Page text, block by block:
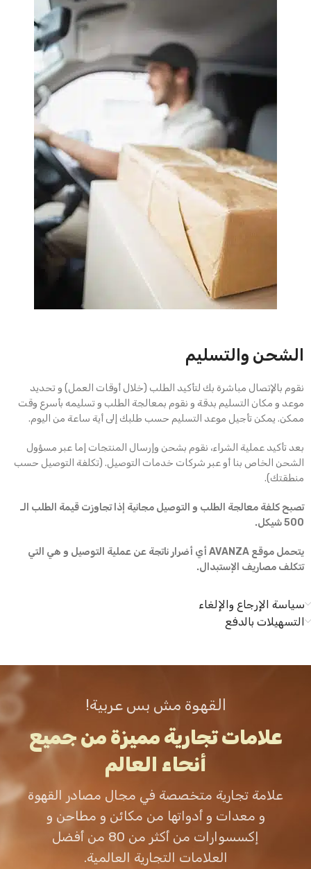
الشحن والتسليم
نقوم بالإتصال مباشرة بك لتأكيد الطلب (خلال أوقات العمل) و تحديد
موعد و مكان التسليم بدقة و نقوم بمعالجة الطلب و تسليمه بأسرع وقت
ممكن. يمكن تأجيل موعد التسليم حسب طلبك إلى أية ساعة من اليوم.
بعد تأكيد عملية الشراء، نقوم بشحن وإرسال المنتجات إما عبر مسؤول
الشحن الخاص بنا أو عبر شركات خدمات التوصيل. (تكلفة التوصيل حسب
منطقتك).
تصبح كلفة معالجة الطلب و التوصيل مجانية إذا تجاوزت قيمة الطلب الـ
500 شيكل.
يتحمل موقع AVANZA أي أضرار ناتجة عن عملية التوصيل و هي التي
تتكلف مصاريف الإستبدال.
سياسة الإرجاع والإلغاء
التسهيلات بالدفع
القهوة مش بس عربية!
علامات تجارية مميزة من جميع
أنحاء العالم
علامة تجارية متخصصة في مجال مصادر القهوة
و معدات و أدواتها من مكائن و مطاحن و
إكسسوارات من أكثر من 80 من أفضل
العلامات التجارية العالمية.